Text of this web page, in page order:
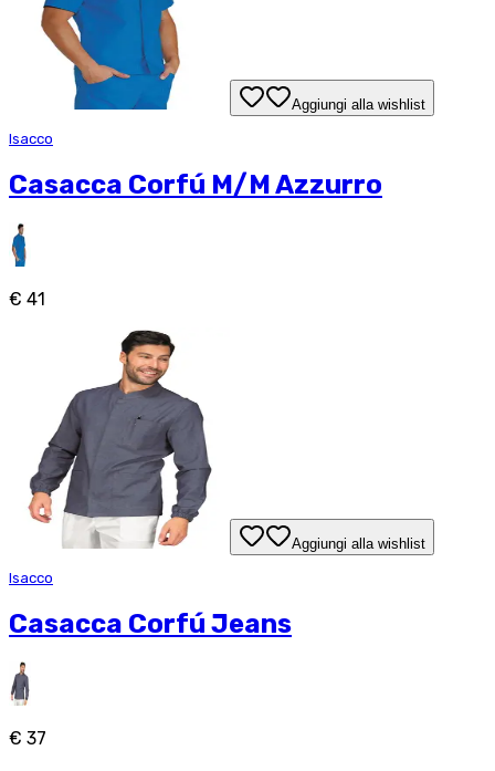
Aggiungi alla wishlist
Isacco
Casacca Corfú M/M Azzurro
€ 41
Aggiungi alla wishlist
Isacco
Casacca Corfú Jeans
€ 37